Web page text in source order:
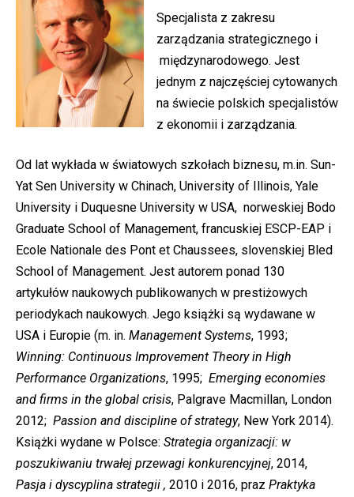
Specjalista z zakresu
zarządzania strategicznego i
międzynarodowego. Jest
jednym z najczęściej cytowanych
na świecie polskich specjalistów
z ekonomii i zarządzania.
Od lat wykłada w światowych szkołach biznesu, m.in. Sun-
Yat Sen University w Chinach, University of Illinois, Yale
University i Duquesne University w USA, norweskiej Bodo
Graduate School of Management, francuskiej ESCP-EAP i
Ecole Nationale des Pont et Chaussees, slovenskiej Bled
School of Management. Jest autorem ponad 130
artykułów naukowych publikowanych w prestiżowych
periodykach naukowych. Jego książki są wydawane w
USA i Europie (m. in. Management Systems, 1993;
Winning: Continuous Improvement Theory in High
Performance Organizations, 1995; Emerging economies
and firms in the global crisis, Palgrave Macmillan, London
2012; Passion and discipline of strategy, New York 2014).
Książki wydane w Polsce: Strategia organizacji: w
poszukiwaniu trwałej przewagi konkurencyjnej, 2014,
Pasja i dyscyplina strategii , 2010 i 2016, praz Praktyka